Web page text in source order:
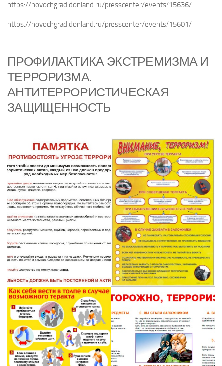
https://novochgrad.donland.ru/presscenter/events/15636/
https://novochgrad.donland.ru/presscenter/events/15601/
ПРОФИЛАКТИКА ЭКСТРЕМИЗМА И
ТЕРРОРИЗМА.
АНТИТЕРРОРИСТИЧЕСКАЯ
ЗАЩИЩЕННОСТЬ